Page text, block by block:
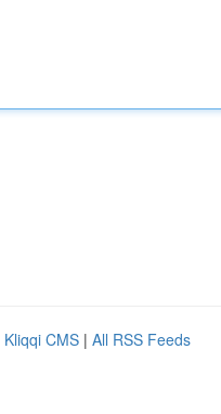
Kliqqi CMS | All RSS Feeds